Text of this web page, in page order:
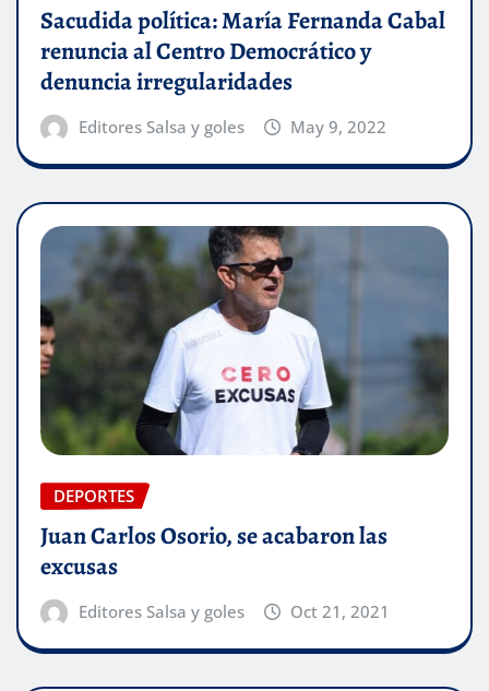
Sacudida política: María Fernanda Cabal
renuncia al Centro Democrático y
denuncia irregularidades
Editores Salsa y goles May 9, 2022
DEPORTES
Juan Carlos Osorio, se acabaron las
excusas
Editores Salsa y goles Oct 21, 2021